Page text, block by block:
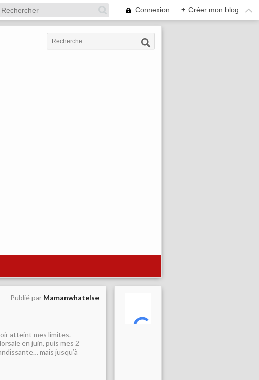
Connexion + Créer mon blog
Publié par Mamanwhatelse
atteint mes limites.
en juin, puis mes 2
mais jusqu’à